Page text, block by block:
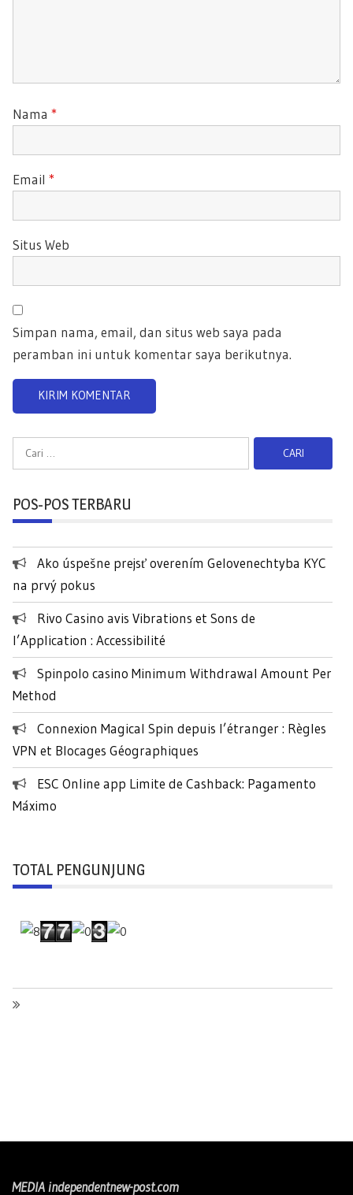
Nama *
Email *
Situs Web
Simpan nama, email, dan situs web saya pada
peramban ini untuk komentar saya berikutnya.
a
n
t
u
k
:
POS-POS TERBARU
Ako úspešne prejsť overením Gelovenechtyba KYC
na prvý pokus
Rivo Casino avis Vibrations et Sons de
l’Application : Accessibilité
Spinpolo casino Minimum Withdrawal Amount Per
Method
Connexion Magical Spin depuis l’étranger : Règles
VPN et Blocages Géographiques
ESC Online app Limite de Cashback: Pagamento
Máximo
TOTAL PENGUNJUNG
MEDIA independentnew-post.com